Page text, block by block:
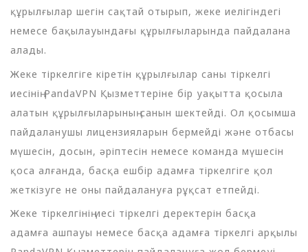
құрылғылар шегін сақтай отырып, жеке иелігіндегі
немесе бақылауындағы құрылғыларында пайдалана
алады.
Жеке тіркелгіге кіретін құрылғылар саны тіркелгі
иесінің PandaVPN Қызметтеріне бір уақытта қосыла
алатын құрылғыларының санын шектейді. Ол қосымша
пайдаланушы лицензияларын бермейді және отбасы
мүшесін, досын, әріптесін немесе команда мүшесін
қоса алғанда, басқа ешбір адамға тіркелгіге қол
жеткізуге не оны пайдалануға рұқсат етпейді.
Жеке тіркелгінің иесі тіркелгі деректерін басқа
адамға ашпауы немесе басқа адамға тіркелгі арқылы